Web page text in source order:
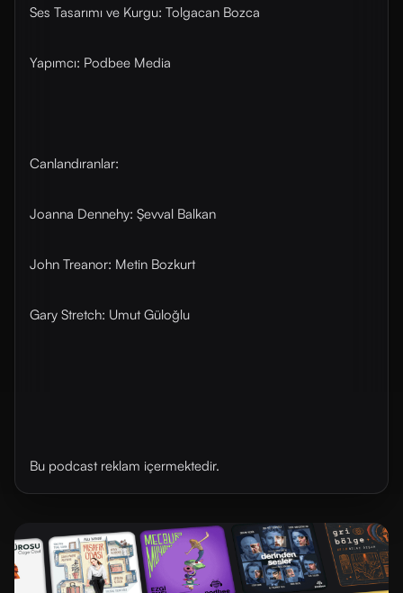
Ses Tasarımı ve Kurgu: Tolgacan Bozca
Yapımcı: Podbee Media
Canlandıranlar:
Joanna Dennehy: Şevval Balkan
John Treanor: Metin Bozkurt
Gary Stretch: Umut Güloğlu
Bu podcast reklam içermektedir.